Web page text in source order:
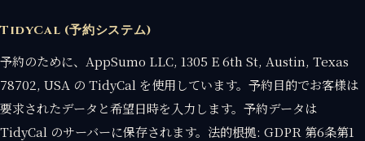
TidyCal (予約システム)
予約のために、AppSumo LLC, 1305 E 6th St, Austin, Texas
78702, USA の TidyCal を使用しています。予約目的でお客様は
要求されたデータと希望日時を入力します。予約データは
TidyCal のサーバーに保存されます。法的根拠: GDPR 第6条第1